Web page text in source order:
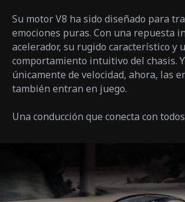
Su motor V8 ha sido diseñado para
emociones puras. Con una repuesta
acelerador, su rugido característico y
comportamiento intuitivo del chasis.
únicamente de velocidad, ahora, las
también entran en juego.
Una conducción que conecta con